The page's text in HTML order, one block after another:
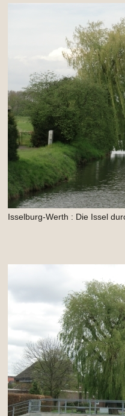
Isselburg-Werth : Die Issel